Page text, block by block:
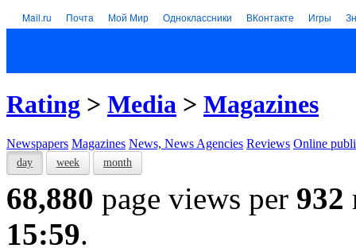
Mail.ru Почта Мой Мир Одноклассники ВКонтакте Игры
Rating > Media > Magazines
Newspapers Magazines News, News Agencies Reviews Online
day week month
68,880 page views per 932
15:59.